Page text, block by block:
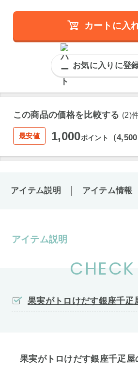
カートに入
お気に入りに登
この商品の価格を比較する (2)
最安値 1,000ポイント （
アイテム説明 アイテム情報
アイテム説明
果実がトロけだす銀座千疋
果実がトロけだす銀座千疋屋